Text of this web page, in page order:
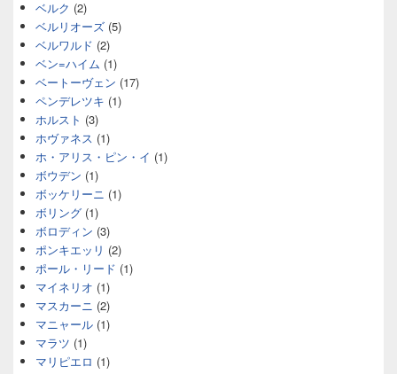
ベルク (2)
ベルリオーズ (5)
ベルワルド (2)
ベン=ハイム (1)
ベートーヴェン (17)
ペンデレツキ (1)
ホルスト (3)
ホヴァネス (1)
ホ・アリス・ピン・イ (1)
ボウデン (1)
ボッケリーニ (1)
ボリング (1)
ボロディン (3)
ポンキエッリ (2)
ポール・リード (1)
マイネリオ (1)
マスカーニ (2)
マニャール (1)
マラツ (1)
マリピエロ (1)